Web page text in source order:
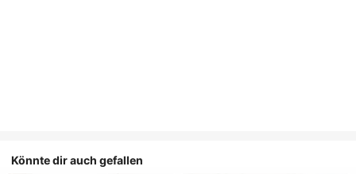
Könnte dir auch gefallen